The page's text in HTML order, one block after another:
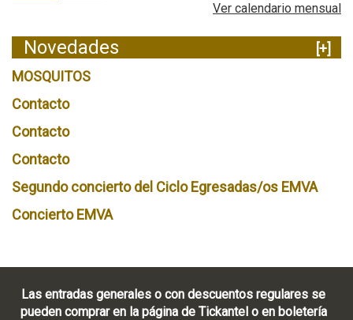
Ver calendario mensual
Novedades
[+]
MOSQUITOS
Contacto
Contacto
Contacto
Segundo concierto del Ciclo Egresadas/os EMVA
Concierto EMVA
Las entradas generales o con descuentos regulares se
pueden comprar en la página de Tickantel o en boletería